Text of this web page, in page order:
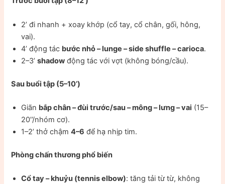
2’ đi nhanh + xoay khớp (cổ tay, cổ chân, gối, hông,
vai).
4’ động tác bước nhỏ – lunge – side shuffle – carioca.
2–3’shadow động tác với vợt (không bóng/cầu).
Sau buổi tập (5–10’)
Giãn bắp chân – đùi trước/sau – mông – lưng – vai (15–
20’’/nhóm cơ).
1–2’ thở chậm4–6 để hạ nhịp tim.
Phòng chấn thương phổ biến
Cổ tay – khuỷu (tennis elbow): tăng tải từ từ, không